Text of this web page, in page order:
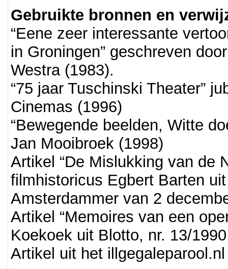
Gebruikte bronnen en
“Eene zeer interessante
in Groningen” geschreven
Westra (1983).
“75 jaar Tuschinski Theater”
Cinemas (1996)
“Bewegende beelden, Witte
Jan Mooibroek (1998)
Artikel “De Mislukking van de
filmhistoricus Egbert Barten
Amsterdammer van 2
Artikel “Memoires van een
Koekoek uit Blotto, nr. 13/
Artikel uit het